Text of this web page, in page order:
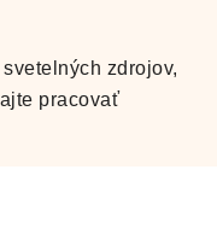
zdrojov,
pracovať